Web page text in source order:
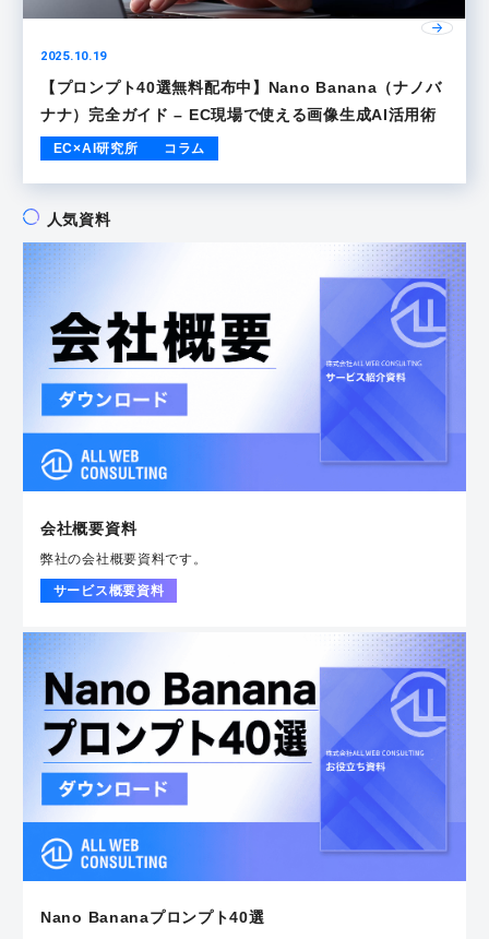
2025.10.19
【プロンプト40選無料配布中】Nano Banana（ナノバ
ナナ）完全ガイド – EC現場で使える画像生成AI活用術
EC×AI研究所 コラム
人気資料
会社概要資料
弊社の会社概要資料です。
サービス概要資料
Nano Bananaプロンプト40選